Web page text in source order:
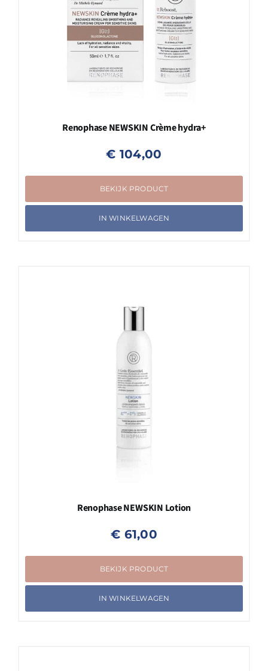
Renophase NEWSKIN Crème hydra+
€ 104,00
BEKIJK PRODUCT
IN WINKELWAGEN
Renophase NEWSKIN Lotion
€ 61,00
BEKIJK PRODUCT
IN WINKELWAGEN